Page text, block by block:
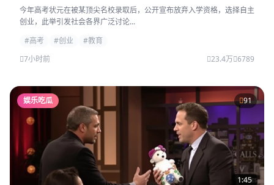
今年高考状元在被某顶尖名校录取后，公开宣布放弃入学资格，选择自主
创业，此举引发社会各界广泛讨论...
#高考
#创业
#教育
7小时前
23.4万 6789
娱乐吃瓜 91
1:45